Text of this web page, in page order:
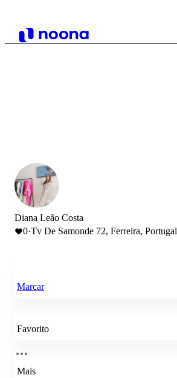
Diana Leão Costa
0·Tv De Samonde 72, Ferreira, Portugal
Marcar
Favorito
Mais